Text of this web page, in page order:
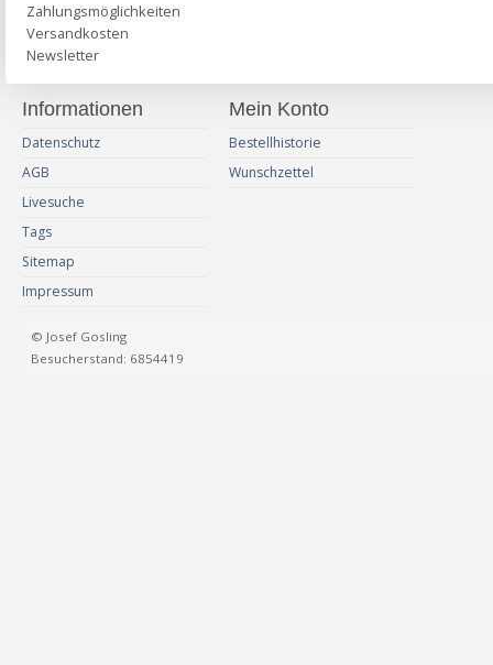
Zahlungsmöglichkeiten
Versandkosten
Newsletter
Informationen
Datenschutz
AGB
Livesuche
Tags
Sitemap
Impressum
Mein Konto
Bestellhistorie
Wunschzettel
© Josef Gosling
Besucherstand: 6854419